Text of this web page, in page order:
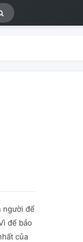
người để
để bảo
của